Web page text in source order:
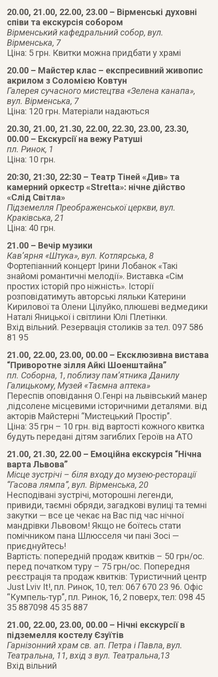
20.00, 21.00, 22.00, 23.00 – Вірменські духовні
співи та екскурсія собором
Вірменський кафедральний собор, вул.
Вірменська, 7
Ціна: 5 грн. Квитки можна придбати у храмі
20.00 – Майстер клас – експресивний живопис
акрилом з Cоломією Ковтун
Галерея сучасного мистецтва «Зелена канапа»,
вул. Вірменська, 7
Ціна: 120 грн. Матеріали надаються
20.30, 21.00, 21.30, 22.00, 22.30, 23.00, 23.30,
00.00 – Екскурсії на вежу Ратуші
пл. Ринок, 1
Ціна: 10 грн.
20:30, 21:30, 22:30 – Театр Тіней «Див» та
камерний оркестр «Stretta»: нічне дійство
«Слід Світла»
Підземелля Преображенської церкви, вул.
Краківська, 21
Ціна: 40 грн.
21.00 – Вечір музики
Кав’ярня «Штука», вул. Котлярська, 8
Фортепіанний концерт Ірини Лобанок «Такі
знайомі романтичні мелодії». Виставка «Сім
простих історій про ніжність». Історії
розповідатимуть авторські ляльки Катерини
Кирилової та Олени Цілуйко, плюшеві ведмедики
Наталі Яницької і світлини Юлі Плетінки.
Вхід вільний. Резервація столиків за тел. 097 586
81 95
21.00, 22.00, 23.00, 00.00 – Ексклюзивна вистава
“Приворотне зілля Айкі Шоенштайна”
пл. Соборна, 1, поблизу пам’ятника Данилу
Галицькому, Музей «Таємна аптека»
Переспів оповідання О.Генрі на львівський манер
,підсолене місцевими історичними деталями. від
акторів Майстерні “Мистецький Простір”.
Ціна: 35 грн – 10 грн. від вартості кожного квитка
будуть передані дітям загиблих Героїв на АТО
21.00, 21.30, 22.00 – Емоційна екскурсія “Нічна
варта Львова”
Місце зустрічі – біля входу до музею-ресторації
“Гасова лямпа”, вул. Вірменська, 20
Несподівані зустрічі, моторошні легенди,
привиди, таємні обряди, загадкові вулиці та темні
закутки — все це чекає на Вас під час нічної
мандрівки Львовом! Якщо не боїтесь стати
помічником пана Шлюсселя чи пані Зосі —
приєднуйтесь!
Вартість: попередній продаж квитків – 50 грн/ос.
перед початком туру – 75 грн/ос. Попередня
реєстрація та продаж квитків: Туристичний центр
Just Lviv It!, пл. Ринок, 10, тел: 067 670 23 96. Офіс
“Кумпель-тур”, пл. Ринок, 16, 2 поверх, тел: 098 45
35 887098 45 35 887
21.00, 22.00, 23.00, 00.00 – Нічні екскурсії в
підземелля костелу Єзуїтів
Гарнізонний храм св. ап. Петра і Павла, вул.
Театральна, 11, вхід з вул. Театральна,13
Вхід вільний